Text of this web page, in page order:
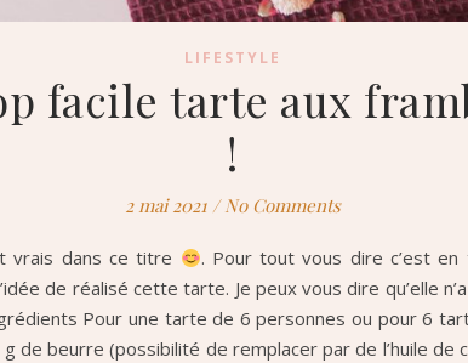
LIFESTYLE
facile tarte aux
!
2 mai 2021 / No Comments
vrais dans ce titre
. Pour tout vous dire c’est
de réalisé cette tarte. Je peux vous dire qu’elle
Pour une tarte de 6 personnes ou pour 6
de beurre (possibilité de remplacer par de l’huile de